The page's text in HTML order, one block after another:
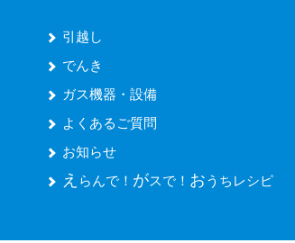
引越し
でんき
ガス機器・設備
よくあるご質問
お知らせ
え らんで！ がスで！ おうちレシピ